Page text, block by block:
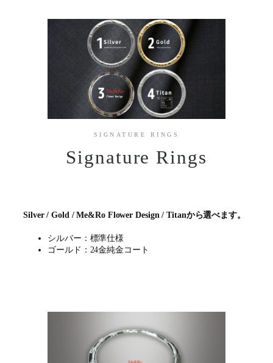
SIGNATURE RINGS
Signature Rings
Silver / Gold / Me&Ro Flower Design / Titanから選べます。
シルバー：標準仕様
ゴールド：24金純金コート